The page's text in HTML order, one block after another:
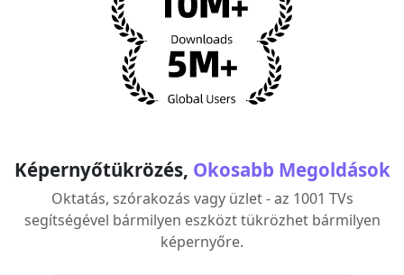
Képernyőtükrözés, Okosabb Megoldások
Oktatás, szórakozás vagy üzlet - az 1001 TVs
segítségével bármilyen eszközt tükrözhet bármilyen
képernyőre.